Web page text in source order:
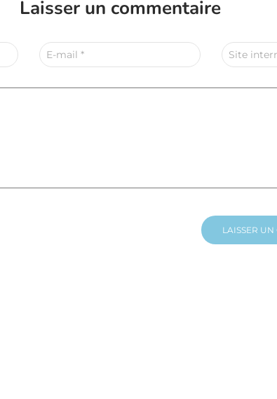
Laisser un commentaire
E-mail * Site